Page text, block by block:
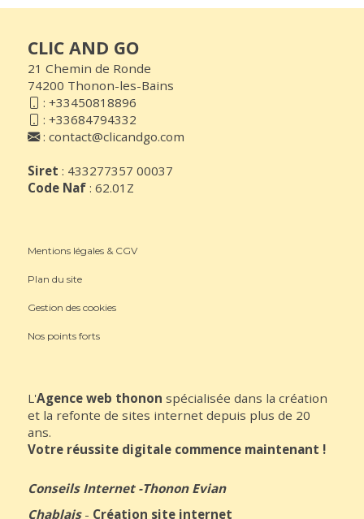
CLIC AND GO
21 Chemin de Ronde
74200 Thonon-les-Bains
: +33450818896
: +33684794332
: contact@clicandgo.com
Siret : 433277357 00037
Code Naf : 62.01Z
Mentions légales & CGV
Plan du site
Gestion des cookies
Nos points forts
L'Agence web thonon spécialisée dans la création
et la refonte de sites internet depuis plus de 20
ans.
Votre réussite digitale commence maintenant !
Conseils Internet-Thonon Evian
Chablais- Création site internet